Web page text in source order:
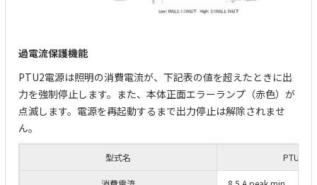
過電流保護機能
PTU2電源は照明の消費電流が、下記表の値を超えたときに出
力を強制停止します。また、本体正面エラーランプ（赤色）が
点滅します。電源を再起動するまで出力停止は解除されませ
ん。
型式名 PTU2-